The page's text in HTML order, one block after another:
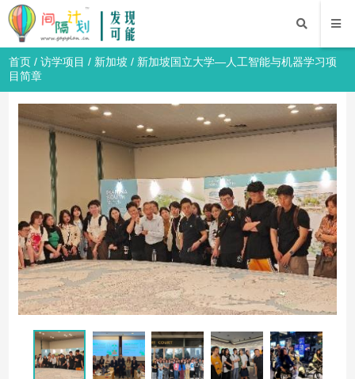
首页 /访学项目 / 新加坡 / 新加坡国立大学—人工智能与机器学习项
目简章